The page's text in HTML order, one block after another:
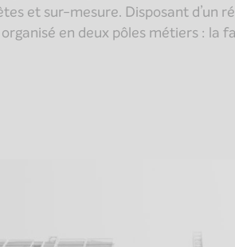
et sur-mesure. Disposant d’un
organisé en deux pôles métiers :